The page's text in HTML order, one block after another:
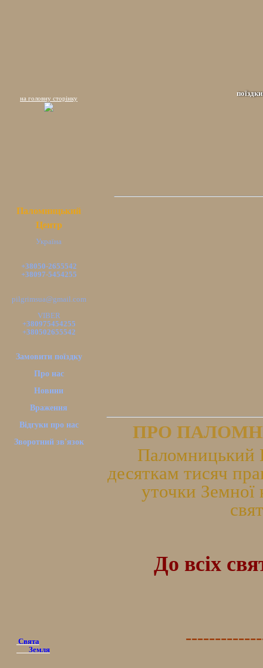
поїздки
на головну сторінку
Паломницький
Центр
Україна
+38050-2655542
+38097-5454255
pilgrimsua@gmail.com
VIBER
+380975454255
+380502655542
Замовити поїздку
Про нас
Новини
Враження
Відгуки про нас
Зворотний зв'язок
Свята
Земля
ПРО
Паломницький
десяткам тисяч
уточки Земної
До всіх